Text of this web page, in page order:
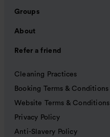
Groups
About
Refer a friend
Cleaning Practices
Booking Terms & Conditions
Website Terms & Conditions
Privacy Policy
Anti-Slavery Policy